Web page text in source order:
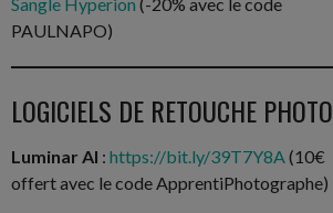
PAULNAPO)
LOGICIELS DE RETOUCHE PHOTO
Luminar AI : https://bit.ly/39T7Y8A (10€
offert avec le code ApprentiPhotographe)